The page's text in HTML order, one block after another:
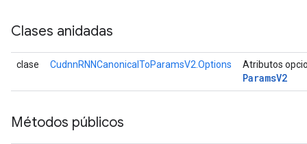
Clases anidadas
clase CudnnRNNCanonicalToParamsV2.Options Atributos
ParamsV2
Métodos públicos